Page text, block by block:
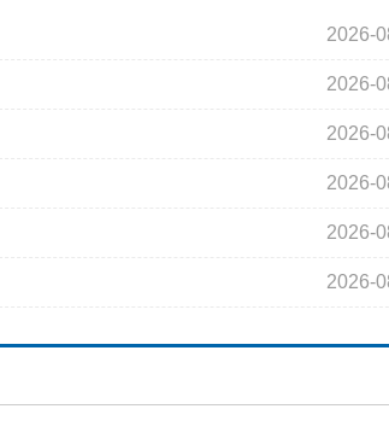
2026-
2026-
2026-
2026-
2026-
2026-